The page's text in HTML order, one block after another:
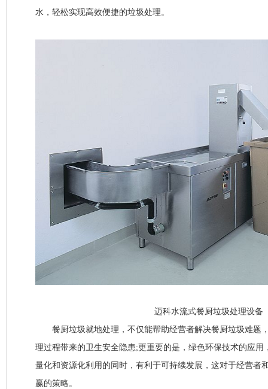
水，轻松实现高效便捷的垃圾处理。
迈科水流式餐厨垃圾处理设备
餐厨垃圾就地处理，不仅能帮助经营者解决餐厨垃圾难题
理过程带来的卫生安全隐患;更重要的是，绿色环保技术的应用
量化和资源化利用的同时，有利于可持续发展，这对于经营者
赢的策略。